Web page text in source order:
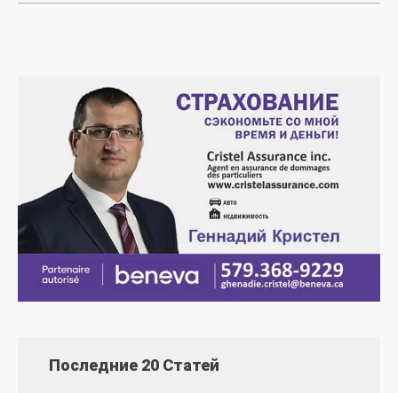
Последние 20 Статей